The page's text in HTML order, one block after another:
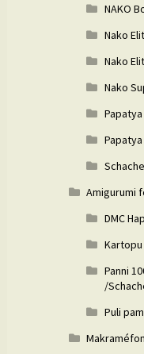
NAKO
Nako
Nako
Nako
Amigurumi
DMC
Panni
/
Puli